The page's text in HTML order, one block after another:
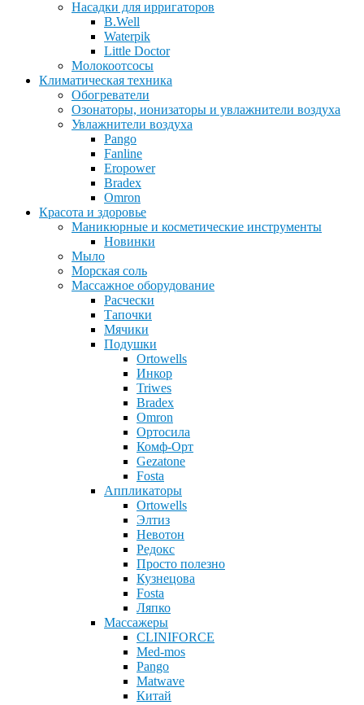
Насадки для ирригаторов
B.Well
Waterpik
Little Doctor
Молокоотсосы
Климатическая техника
Обогреватели
Озонаторы, ионизаторы и увлажнители воздуха
Увлажнители воздуха
Pango
Fanline
Eropower
Bradex
Omron
Красота и здоровье
Маникюрные и косметические инструменты
Новинки
Мыло
Морская соль
Массажное оборудование
Расчески
Тапочки
Мячики
Подушки
Ortowells
Инкор
Triwes
Bradex
Omron
Ортосила
Комф-Орт
Gezatone
Fosta
Аппликаторы
Ortowells
Элтиз
Невотон
Редокс
Просто полезно
Кузнецова
Fosta
Ляпко
Массажеры
CLINIFORCE
Med-mos
Pango
Matwave
Китай